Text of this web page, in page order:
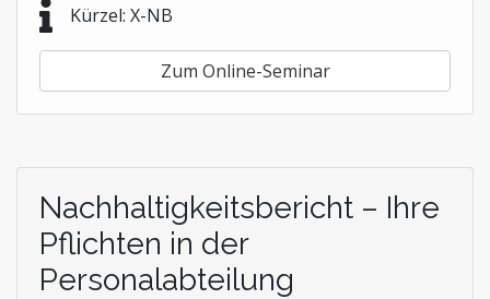
Kürzel: X-NB
Zum Online-Seminar
Nachhaltigkeitsbericht – Ihre
Pflichten in der
Personalabteilung